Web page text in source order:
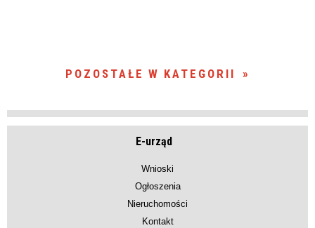
POZOSTAŁE W KATEGORII
E-urząd
Wnioski
Ogłoszenia
Nieruchomości
Kontakt